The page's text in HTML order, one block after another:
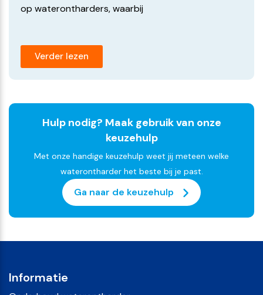
op waterontharders, waarbij
Verder lezen
Hulp nodig? Maak gebruik van onze
keuzehulp
Met onze handige keuzehulp weet jij meteen welke
waterontharder het beste bij je past.
Ga naar de keuzehulp
Informatie